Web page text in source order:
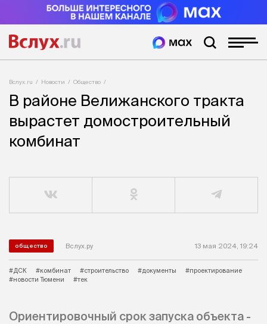
Вслух.ru Новости Общество
В районе Велижанского тракта
вырастет домостроительный
комбинат
общество Вслух.ру 13 мая 2024, 19:24
#ДСК #комбинат #строительство #документы
#проектирование
#новости Тюмени
#тек
Ориентировочный срок запуска объекта -